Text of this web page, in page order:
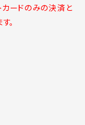
ードのみの決済と
。